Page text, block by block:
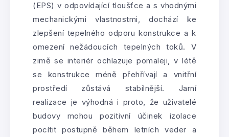
(EPS) v odpovídající tloušťce a s vhodnými
mechanickými vlastnostmi, dochází ke
zlepšení tepelného odporu konstrukce a k
omezení nežádoucích tepelných toků. V
zimě se interiér ochlazuje pomaleji, v létě
se konstrukce méně přehřívají a vnitřní
prostředí zůstává stabilnější. Jarní
realizace je výhodná i proto, že uživatelé
budovy mohou pozitivní účinek izolace
pocítit postupně během letních veder a